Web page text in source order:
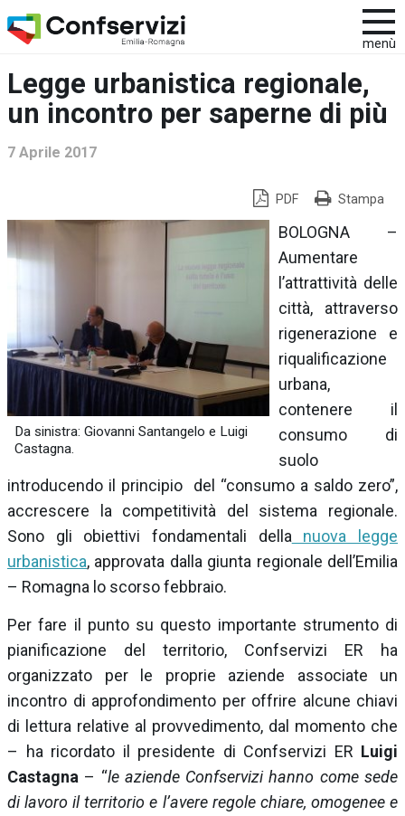
menù
Legge urbanistica regionale,
un incontro per saperne di più
7 Aprile 2017
PDF Stampa
Da sinistra: Giovanni Santangelo e Luigi
Castagna.
BOLOGNA –
Aumentare
l’attrattività delle
città, attraverso
rigenerazione e
riqualificazione
urbana,
contenere il
consumo di
suolo
introducendo il principio del “consumo a saldo zero”,
accrescere la competitività del sistema regionale.
Sono gli obiettivi fondamentali della nuova legge
urbanistica, approvata dalla giunta regionale dell’Emilia
– Romagna lo scorso febbraio.
Per fare il punto su questo importante strumento di
pianificazione del territorio, Confservizi ER ha
organizzato per le proprie aziende associate un
incontro di approfondimento per offrire alcune chiavi
di lettura relative al provvedimento, dal momento che
– ha ricordato il presidente di Confservizi ER Luigi
Castagna – “le aziende Confservizi hanno come sede
di lavoro il territorio e l’avere regole chiare, omogenee e